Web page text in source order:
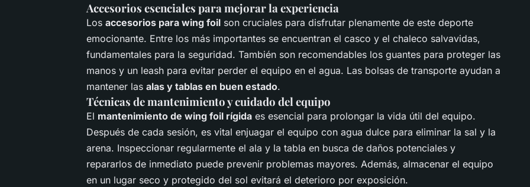
Accesorios esenciales para mejorar la experiencia
Los accesorios para wing foil son cruciales para disfrutar plenamente de este deporte
emocionante. Entre los más importantes se encuentran el casco y el chaleco salvavidas,
fundamentales para la seguridad. También son recomendables los guantes para proteger las
manos y un leash para evitar perder el equipo en el agua. Las bolsas de transporte ayudan a
mantener las alas y tablas en buen estado.
Técnicas de mantenimiento y cuidado del equipo
El mantenimiento de wing foil rígida es esencial para prolongar la vida útil del equipo.
Después de cada sesión, es vital enjuagar el equipo con agua dulce para eliminar la sal y la
arena. Inspeccionar regularmente el ala y la tabla en busca de daños potenciales y
repararlos de inmediato puede prevenir problemas mayores. Además, almacenar el equipo
en un lugar seco y protegido del sol evitará el deterioro por exposición.